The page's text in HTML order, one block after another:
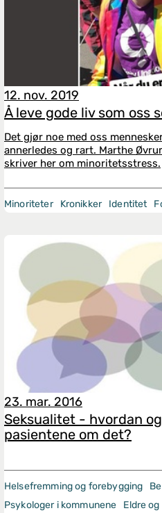
12. nov. 2019
Å leve gode liv som oss
Det gjør noe med oss
annerledes og rart. Marthe
skriver her om minoritetsstress.
Minoriteter Kronikker Identitet
23. mar. 2016
Seksualitet - hvordan
pasientene om det?
Helsefremming og forebygging
Psykologer i kommunene
Eldre